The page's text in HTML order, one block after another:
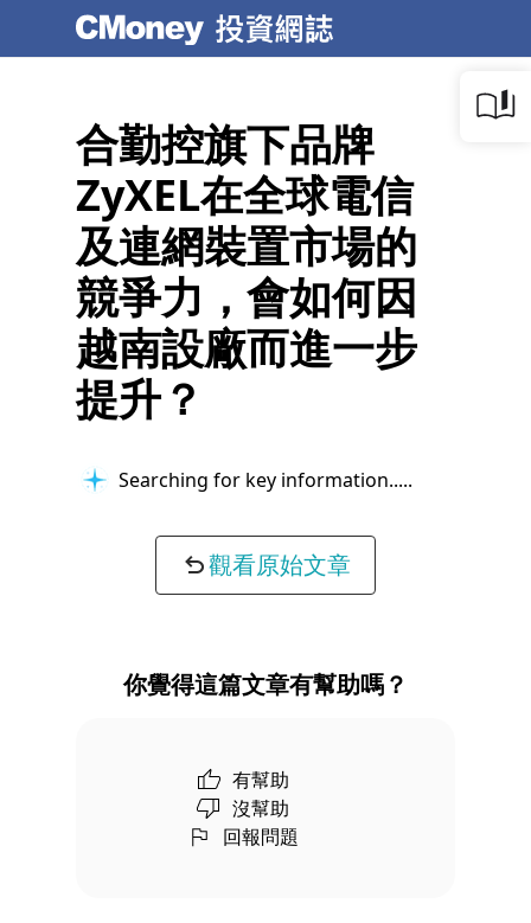
合勤控旗下品牌
ZyXEL在全球電信
及連網裝置市場的
競爭力，會如何因
越南設廠而進一步
提升？
Searching for key information...
觀看原始文章
你覺得這篇文章有幫助嗎？
有幫助
沒幫助
回報問題